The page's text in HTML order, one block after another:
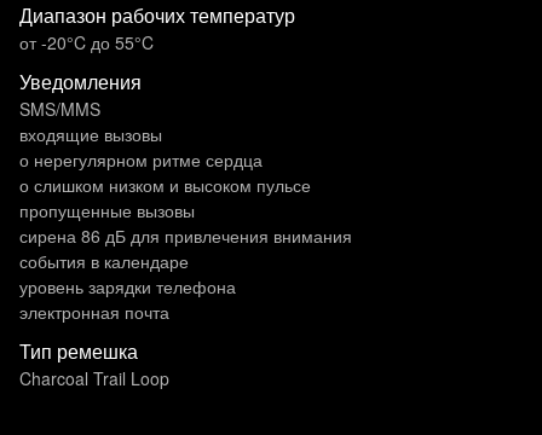
Диапазон рабочих температур
от -20°C до 55°C
Уведомления
SMS/MMS
входящие вызовы
о нерегулярном ритме сердца
о слишком низком и высоком пульсе
пропущенные вызовы
сирена 86 дБ для привлечения внимания
события в календаре
уровень зарядки телефона
электронная почта
Тип ремешка
Charcoal Trail Loop